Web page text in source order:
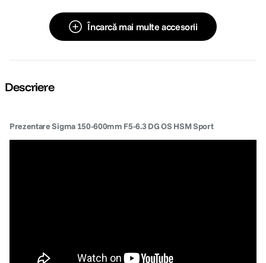
Încarcă mai multe accesorii
Descriere
Prezentare Sigma 150-600mm F5-6.3 DG OS HSM Sport